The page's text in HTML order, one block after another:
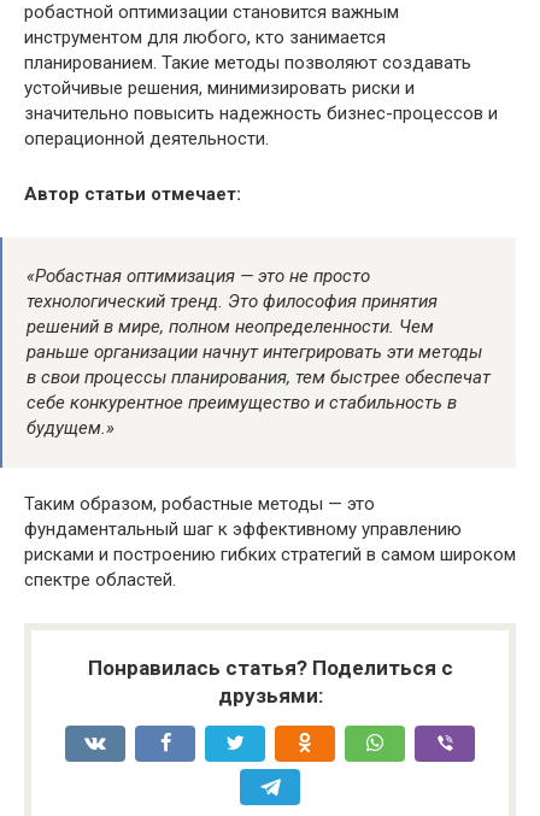
робастной оптимизации становится важным
инструментом для любого, кто занимается
планированием. Такие методы позволяют создавать
устойчивые решения, минимизировать риски и
значительно повысить надежность бизнес-процессов и
операционной деятельности.
Автор статьи отмечает:
«Робастная оптимизация — это не просто
технологический тренд. Это философия принятия
решений в мире, полном неопределенности. Чем
раньше организации начнут интегрировать эти методы
в свои процессы планирования, тем быстрее обеспечат
себе конкурентное преимущество и стабильность в
будущем.»
Таким образом, робастные методы — это
фундаментальный шаг к эффективному управлению
рисками и построению гибких стратегий в самом широком
спектре областей.
Понравилась статья? Поделиться с
друзьями: